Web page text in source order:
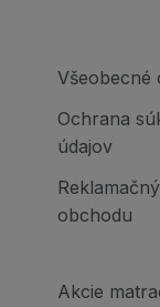
Všeobecné
Ochrana
údajov
obchodu
Akcie